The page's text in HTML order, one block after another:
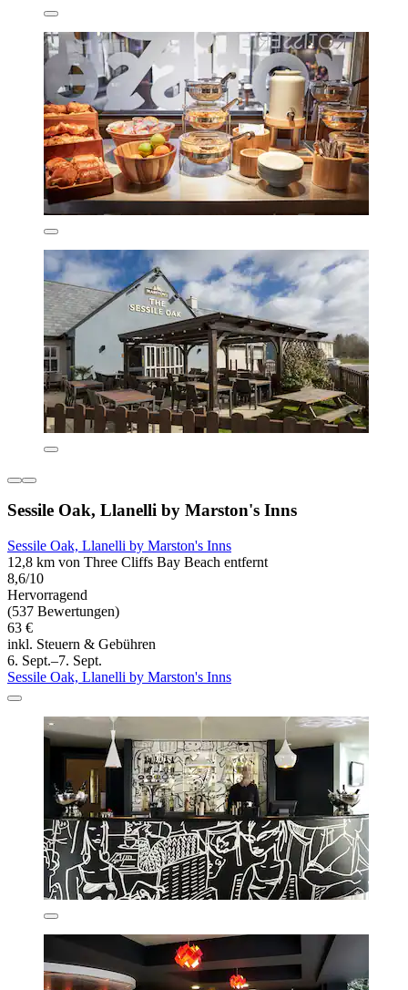
Sessile Oak, Llanelli by Marston's Inns
Sessile Oak, Llanelli by Marston's Inns
12,8 km von Three Cliffs Bay Beach entfernt
8,6/10
Hervorragend
(537 Bewertungen)
63 €
inkl. Steuern & Gebühren
6. Sept.–7. Sept.
Sessile Oak, Llanelli by Marston's Inns